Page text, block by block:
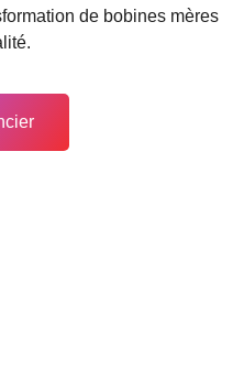
de bobines mères